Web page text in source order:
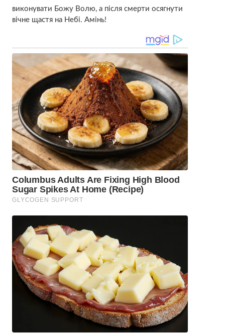
виконувати Божу Волю, а пicля cмepти ocягнути
вічне щастя на Небі. Амінь!